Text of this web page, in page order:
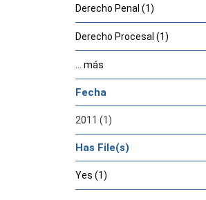
Derecho Penal (1)
Derecho Procesal (1)
... más
Fecha
2011 (1)
Has File(s)
Yes (1)